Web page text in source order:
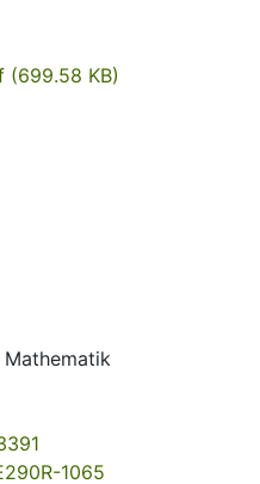
(699.58 KB)
1065